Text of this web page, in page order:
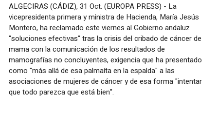
ALGECIRAS (CÁDIZ), 31 Oct. (EUROPA PRESS) - La
vicepresidenta primera y ministra de Hacienda, María Jesús
Montero, ha reclamado este viernes al Gobierno andaluz
"soluciones efectivas" tras la crisis del cribado de cáncer de
mama con la comunicación de los resultados de
mamografías no concluyentes, exigencia que ha presentado
como "más allá de esa palmaíta en la espalda" a las
asociaciones de mujeres de cáncer y de esa forma "intentar
que todo parezca que está bien".